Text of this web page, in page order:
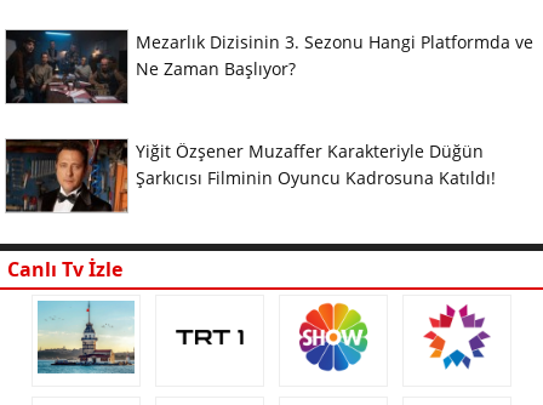
Mezarlık Dizisinin 3. Sezonu Hangi Platformda ve
Ne Zaman Başlıyor?
Yiğit Özşener Muzaffer Karakteriyle Düğün
Şarkıcısı Filminin Oyuncu Kadrosuna Katıldı!
Canlı Tv İzle